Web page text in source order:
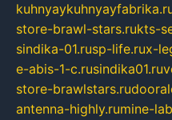
store-brawl-stars.rukts-
sindika-01.rusp-life.rux-
e-abis-1-c.rusindika01.ru
store-brawlstars.ru
antenna-highly.rumine-